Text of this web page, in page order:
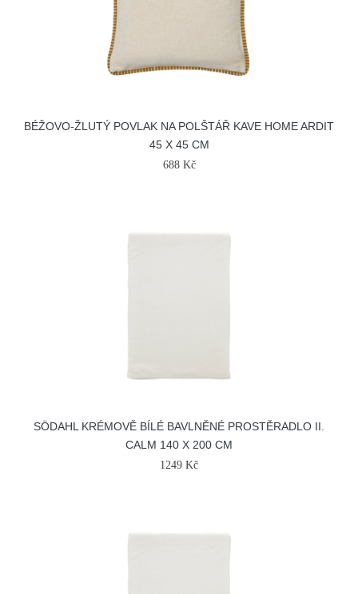
BÉŽOVO-ŽLUTÝ POVLAK NA POLŠTÁŘ KAVE HOME ARDIT
45 X 45 CM
688 Kč
SÖDAHL KRÉMOVĚ BÍLÉ BAVLNĚNÉ PROSTĚRADLO II.
CALM 140 X 200 CM
1249 Kč